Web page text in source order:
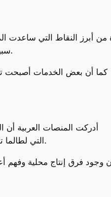
من أبرز النقاط التي ساعدت
سبيل المثال، توفر بعض المنصات اشتراكات يومية أو أسبوعية تناسب المستخدمين الذين لا يرغبون بالارتباط بخطط طويلة الأمد.
كما أن بعض الخدمات أصبحت
أدركت المنصات العربية
والوصية، وحققت نسب مشاهدة قياسية، مما رفع من قيمة المنصة وأثبت قدرتها على منافسة Netflix التي لطالما تميّزت بإنتاجاتها الأصلية.
وجود فرق إنتاج محلية وفهم